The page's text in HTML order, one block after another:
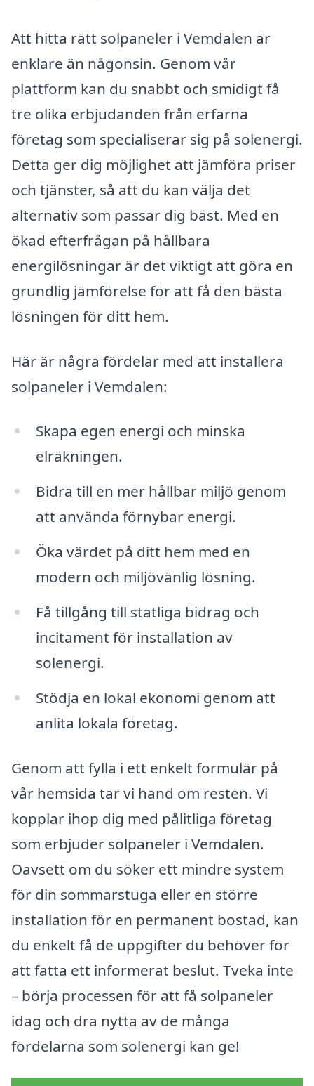
Att hitta rätt solpaneler i Vemdalen är
enklare än någonsin. Genom vår
plattform kan du snabbt och smidigt få
tre olika erbjudanden från erfarna
företag som specialiserar sig på solenergi.
Detta ger dig möjlighet att jämföra priser
och tjänster, så att du kan välja det
alternativ som passar dig bäst. Med en
ökad efterfrågan på hållbara
energilösningar är det viktigt att göra en
grundlig jämförelse för att få den bästa
lösningen för ditt hem.
Här är några fördelar med att installera
solpaneler i Vemdalen:
Skapa egen energi och minska
elräkningen.
Bidra till en mer hållbar miljö genom
att använda förnybar energi.
Öka värdet på ditt hem med en
modern och miljövänlig lösning.
Få tillgång till statliga bidrag och
incitament för installation av
solenergi.
Stödja en lokal ekonomi genom att
anlita lokala företag.
Genom att fylla i ett enkelt formulär på
vår hemsida tar vi hand om resten. Vi
kopplar ihop dig med pålitliga företag
som erbjuder solpaneler i Vemdalen.
Oavsett om du söker ett mindre system
för din sommarstuga eller en större
installation för en permanent bostad, kan
du enkelt få de uppgifter du behöver för
att fatta ett informerat beslut. Tveka inte
– börja processen för att få solpaneler
idag och dra nytta av de många
fördelarna som solenergi kan ge!